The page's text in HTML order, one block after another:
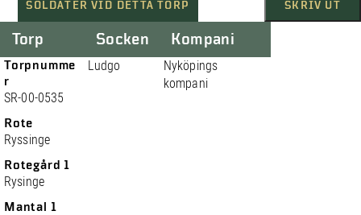
SOLDATER VID DETTA TORP SKRIV UT
Torp
Torpnumme
r
SR-00-0535
Rote
Ryssinge
Rotegård 1
Rysinge
Mantal 1
Socken
Ludgo
Kompani
Nyköpings
kompani